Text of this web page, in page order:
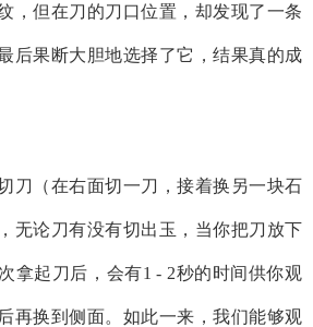
，但在刀的刀口位置，却发现了一条
后果断大胆地选择了它，结果真的成
刀（在右面切一刀，接着换另一块石
无论刀有没有切出玉，当你把刀放下
拿起刀后，会有1 - 2秒的时间供你观
再换到侧面。如此一来，我们能够观